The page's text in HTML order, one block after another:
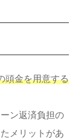
頭金を用意する
ン返済負担の
メリットがあ